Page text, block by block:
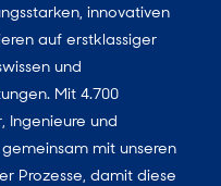
innovativen
auf erstklassiger
und
Mit 4.700
Ingenieure und
mit unseren
Prozesse, damit diese